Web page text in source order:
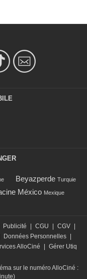
Beyazperde Turquie
México Mexique
Publicité CGU CGV
Données Personnelles
AlloCiné
Gérer Utiq
sur le numéro AlloCiné :